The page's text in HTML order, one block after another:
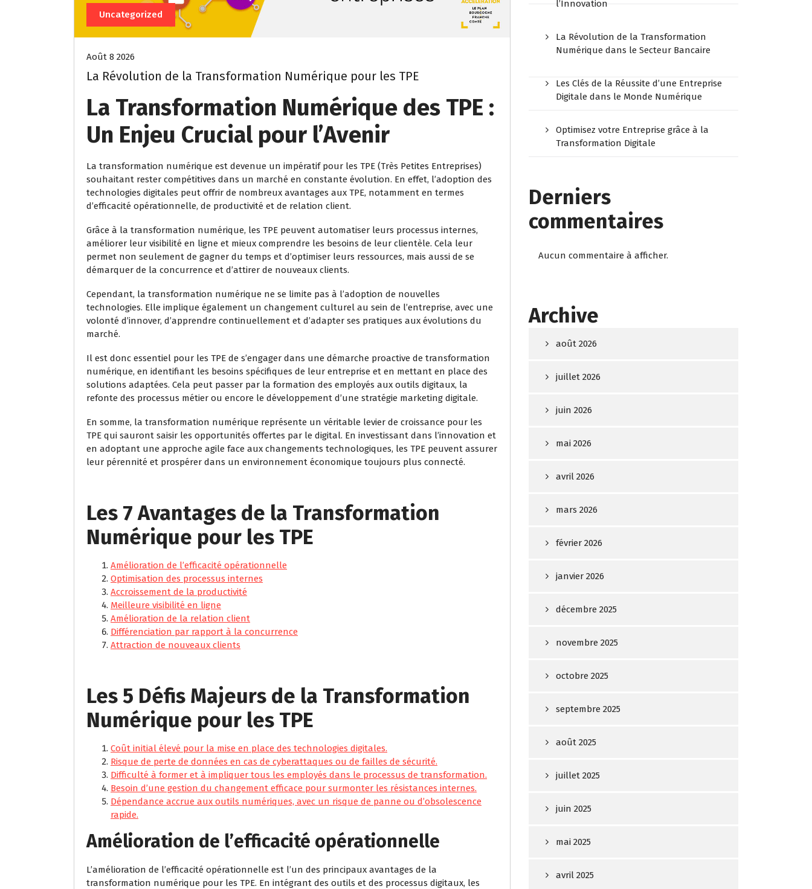
Uncategorized
Août 8 2026
La Révolution de la Transformation Numérique pour les TPE
La Transformation Numérique des TPE :
Un Enjeu Crucial pour l’Avenir
La transformation numérique est devenue un impératif pour les TPE (Très Petites Entreprises)
souhaitant rester compétitives dans un marché en constante évolution. En effet, l’adoption des
technologies digitales peut offrir de nombreux avantages aux TPE, notamment en termes
d’efficacité opérationnelle, de productivité et de relation client.
Grâce à la transformation numérique, les TPE peuvent automatiser leurs processus internes,
améliorer leur visibilité en ligne et mieux comprendre les besoins de leur clientèle. Cela leur
permet non seulement de gagner du temps et d’optimiser leurs ressources, mais aussi de se
démarquer de la concurrence et d’attirer de nouveaux clients.
Cependant, la transformation numérique ne se limite pas à l’adoption de nouvelles
technologies. Elle implique également un changement culturel au sein de l’entreprise, avec une
volonté d’innover, d’apprendre continuellement et d’adapter ses pratiques aux évolutions du
marché.
Il est donc essentiel pour les TPE de s’engager dans une démarche proactive de transformation
numérique, en identifiant les besoins spécifiques de leur entreprise et en mettant en place des
solutions adaptées. Cela peut passer par la formation des employés aux outils digitaux, la
refonte des processus métier ou encore le développement d’une stratégie marketing digitale.
En somme, la transformation numérique représente un véritable levier de croissance pour les
TPE qui sauront saisir les opportunités offertes par le digital. En investissant dans l’innovation et
en adoptant une approche agile face aux changements technologiques, les TPE peuvent assurer
leur pérennité et prospérer dans un environnement économique toujours plus connecté.
Les 7 Avantages de la Transformation
Numérique pour les TPE
Amélioration de l’efficacité opérationnelle
Optimisation des processus internes
Accroissement de la productivité
Meilleure visibilité en ligne
Amélioration de la relation client
Différenciation par rapport à la concurrence
Attraction de nouveaux clients
Les 5 Défis Majeurs de la Transformation
Numérique pour les TPE
Coût initial élevé pour la mise en place des technologies digitales.
Risque de perte de données en cas de cyberattaques ou de failles de sécurité.
Difficulté à former et à impliquer tous les employés dans le processus de transformation.
Besoin d’une gestion du changement efficace pour surmonter les résistances internes.
Dépendance accrue aux outils numériques, avec un risque de panne ou d’obsolescence
rapide.
Amélioration de l’efficacité opérationnelle
L’amélioration de l’efficacité opérationnelle est l’un des principaux avantages de la
transformation numérique pour les TPE. En intégrant des outils et des processus digitaux, les
l’Innovation
La Révolution de la Transformation
Numérique dans le Secteur Bancaire
Les Clés de la Réussite d’une Entreprise
Digitale dans le Monde Numérique
Optimisez votre Entreprise grâce à la
Transformation Digitale
Derniers
commentaires
Aucun commentaire à afficher.
Archive
août 2026
juillet 2026
juin 2026
mai 2026
avril 2026
mars 2026
février 2026
janvier 2026
décembre 2025
novembre 2025
octobre 2025
septembre 2025
août 2025
juillet 2025
juin 2025
mai 2025
avril 2025